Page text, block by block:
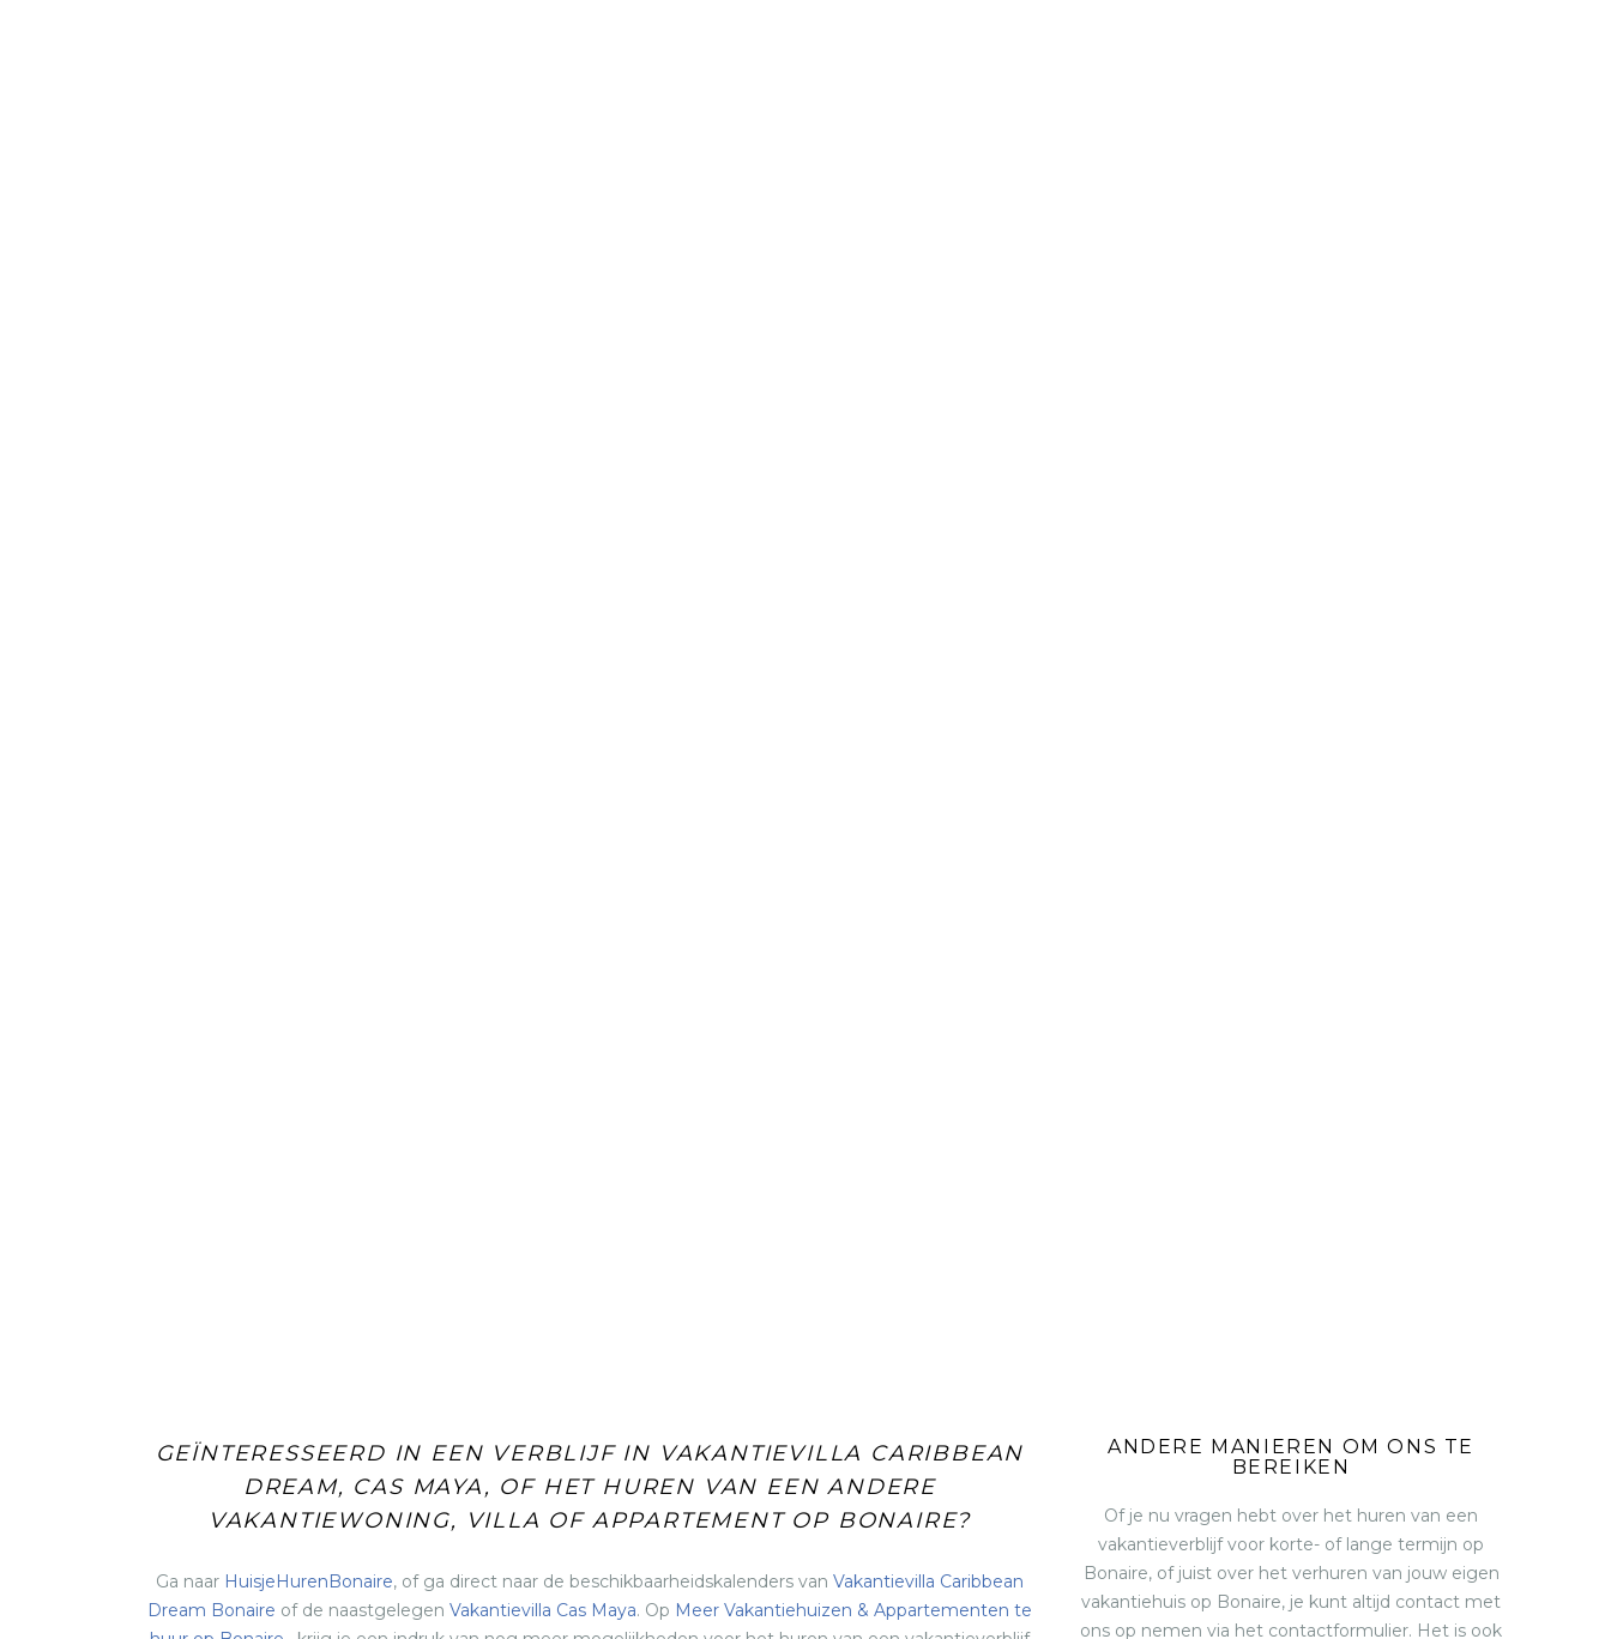
GEÏNTERESSEERD IN EEN VERBLIJF IN VAKANTIEVILLA CARIBBEAN
DREAM, CAS MAYA, OF HET HUREN VAN EEN ANDERE
VAKANTIEWONING, VILLA OF APPARTEMENT OP BONAIRE?
Ga naar HuisjeHurenBonaire, of ga direct naar de beschikbaarheidskalenders van Vakantievilla Caribbean
Dream Bonaire of de naastgelegen Vakantievilla Cas Maya. Op Meer Vakantiehuizen & Appartementen te
ANDERE MANIEREN OM ONS TE
BEREIKEN
Of je nu vragen hebt over het huren van een
vakantieverblijf voor korte- of lange termijn op
Bonaire, of juist over het verhuren van jouw eigen
vakantiehuis op Bonaire, je kunt altijd contact met
ons op nemen via het contactformulier. Het is ook